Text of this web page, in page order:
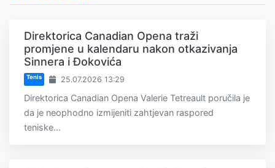
Direktorica Canadian Opena traži
promjene u kalendaru nakon otkazivanja
Sinnera i Đokovića
Tenis 25.07.2026 13:29
Direktorica Canadian Opena Valerie Tetreault poručila je
da je neophodno izmijeniti zahtjevan raspored
teniske...